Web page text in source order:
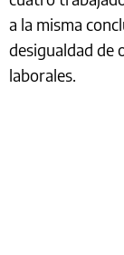
a la misma
desigualdad de
laborales.